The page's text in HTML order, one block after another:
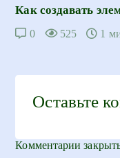
Как создавать
0 525 1
Оставьте
Комментарии